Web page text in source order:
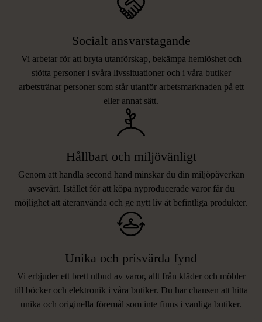
Socialt ansvarstagande
Vi arbetar för att bryta utanförskap, bekämpa hemlöshet och
stötta personer i svåra livssituationer och i våra butiker
arbetstränar personer som står utanför arbetsmarknaden på ett
eller annat sätt.
Hållbart och miljövänligt
Genom att handla second hand minskar du din miljöpåverkan
avsevärt. Istället för att köpa nyproducerade varor får du
möjlighet att återanvända och ge nytt liv åt befintliga produkter.
Unika och prisvärda fynd
Vi erbjuder ett brett utbud av varor, allt från kläder och möbler
till böcker och elektronik i våra butiker. Du har chansen att hitta
unika och originella föremål som inte finns i vanliga butiker.
LIKNANDE PRODUKTER
Hitta produkter som påminner om denna